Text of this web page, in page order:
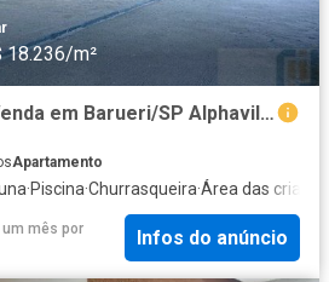
18.236/m²
Apartamento para Venda em Barueri/SP Alphaville Industrial 4 Quartos
Apartamento
·Piscina·Churrasqueira·Área das
mês por
Infos do anúncio